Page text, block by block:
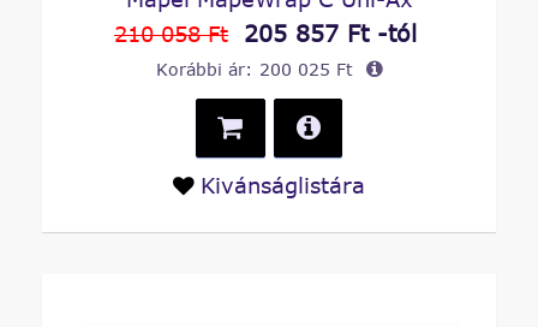
210 058 Ft
205 857 Ft -tól
Korábbi ár: 200 025 Ft
Kivánságlistára